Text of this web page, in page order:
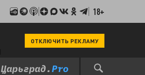
18+
ОТКЛЮЧИТЬ РЕКЛАМУ